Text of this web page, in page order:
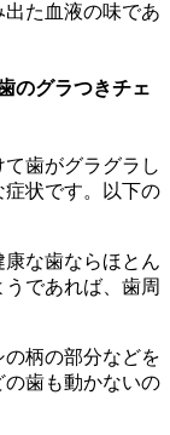
た血液の味であ
のグラつきチェ
歯がグラグラし
状です。以下の
な歯ならほとん
であれば、歯周
柄の部分などを
歯も動かないの